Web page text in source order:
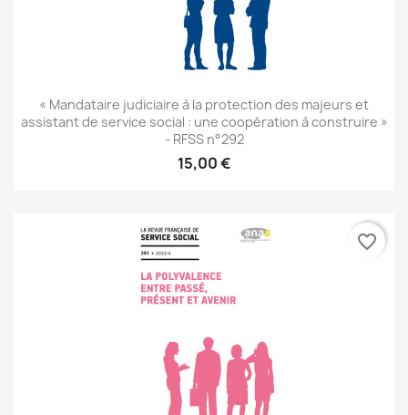
« Mandataire judiciaire à la protection des majeurs et
assistant de service social : une coopération à construire »
- RFSS n°292
15,00 €
favorite_border